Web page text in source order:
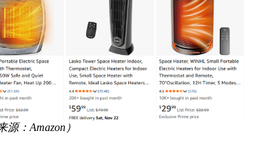
源：Amazon）